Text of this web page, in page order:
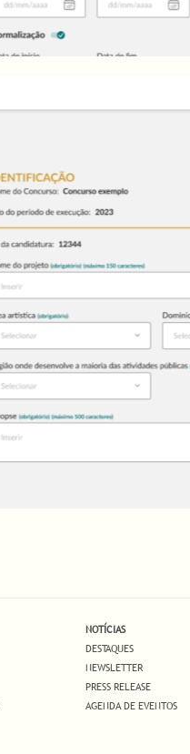
NOTÍCIAS
DESTAQUES
NEWSLETTER
PRESS RELEASE
AGENDA DE EVENTOS